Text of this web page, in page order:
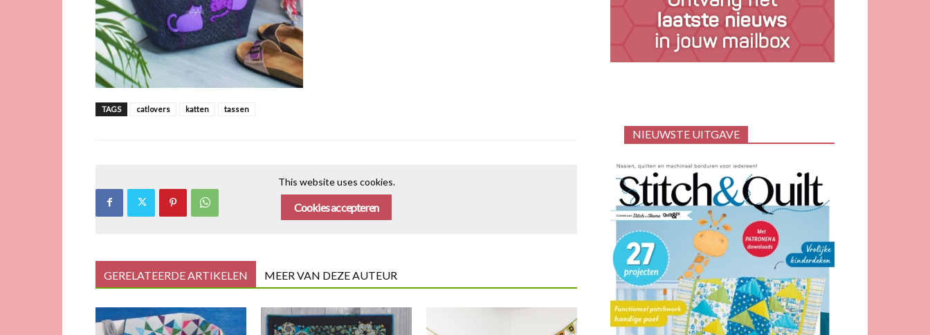
TAGS catlovers katten tassen
This website uses cookies.
Cookies accepteren
GERELATEERDE ARTIKELEN MEER VAN DEZE AUTEUR
NIEUWSTE UITGAVE